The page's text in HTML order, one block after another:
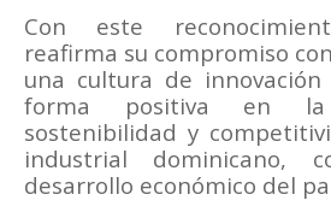
Con este
reafirma su compromiso
una cultura de
forma positiva en la
sostenibilidad y
industrial dominicano,
desarrollo económico del